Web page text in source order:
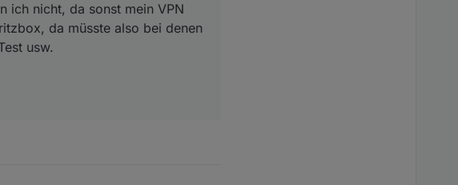
ich nicht, da sonst mein VPN
da müsste also bei denen
usw.